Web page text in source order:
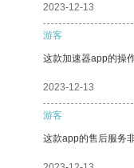
2023-12-13
游客
这款加速器app的操
2023-12-13
游客
这款app的售后服务